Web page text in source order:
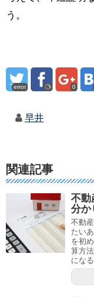
う。
error 0
早井
関連記事
不動
分か
不動
たい
を初
算方
にな